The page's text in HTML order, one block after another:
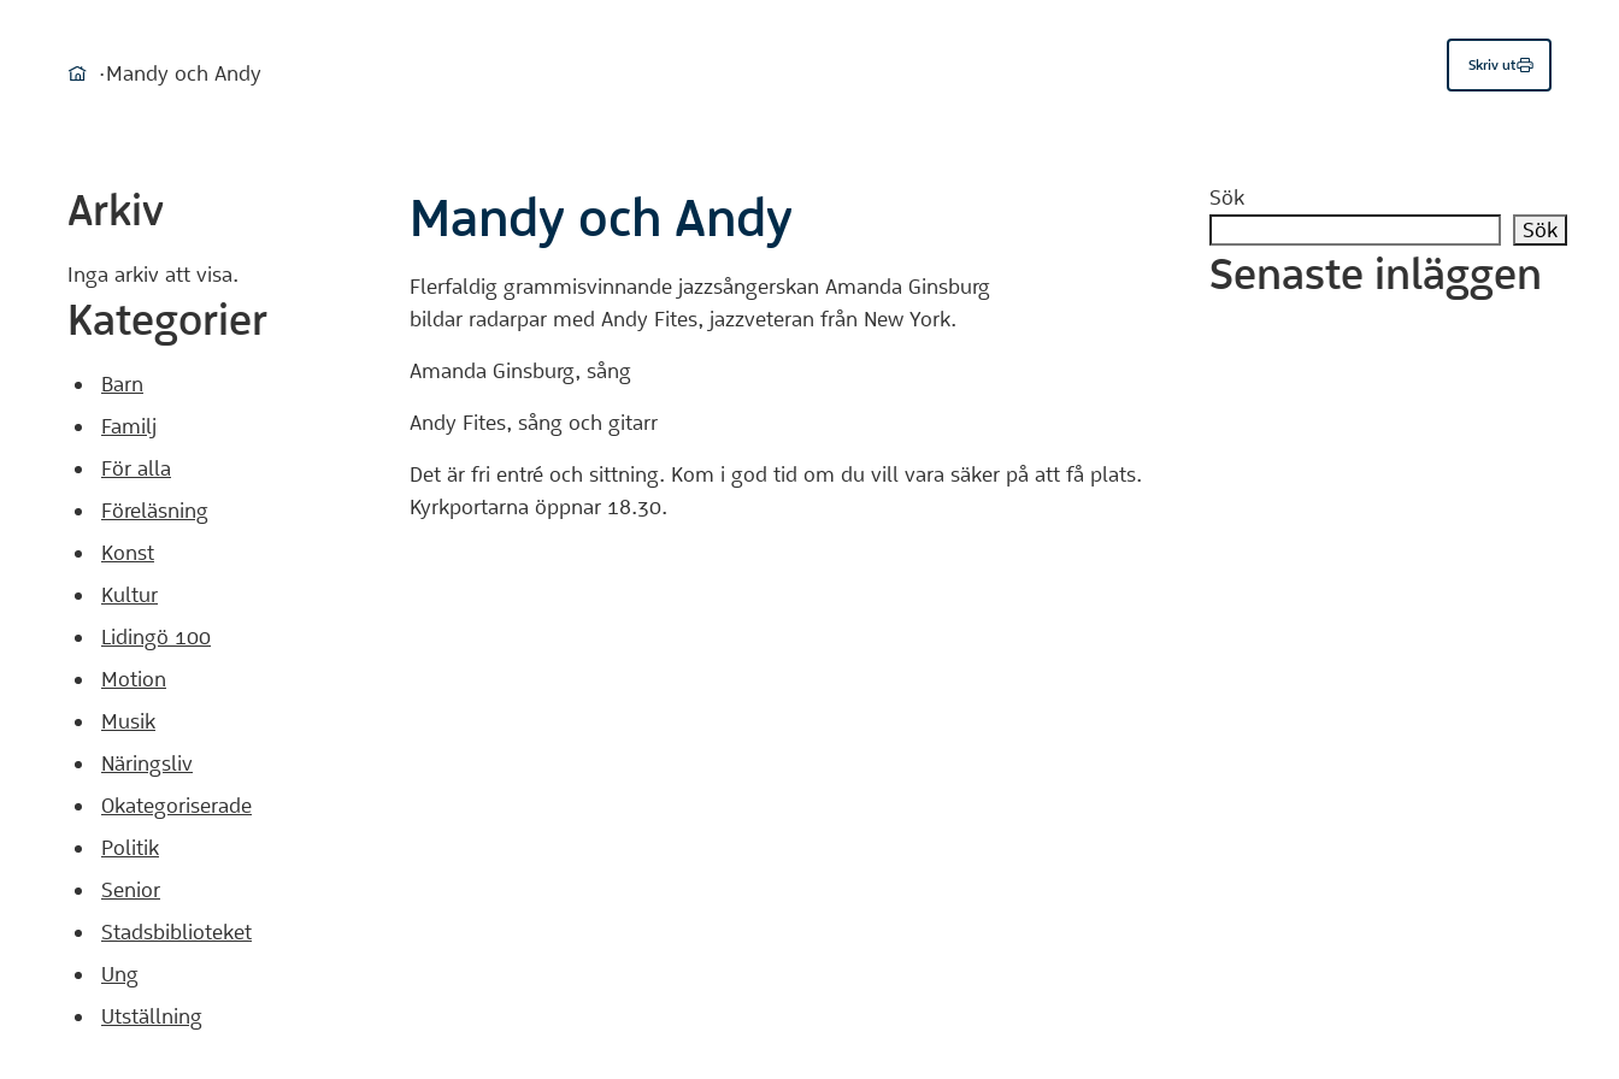
Du är här:
Hem
Mandy och Andy Skriv ut
Arkiv
Inga arkiv att visa.
Kategorier
Barn
Familj
För alla
Föreläsning
Konst
Kultur
Lidingö 100
Motion
Musik
Näringsliv
Okategoriserade
Politik
Senior
Stadsbiblioteket
Ung
Utställning
Mandy och Andy
Flerfaldig grammisvinnande jazzsångerskan Amanda Ginsburg
bildar radarpar med Andy Fites, jazzveteran från New York.
Amanda Ginsburg, sång
Andy Fites, sång och gitarr
Det är fri entré och sittning. Kom i god tid om du vill vara säker på att få plats.
Kyrkportarna öppnar 18.30.
Sök
Sök
Senaste inläggen